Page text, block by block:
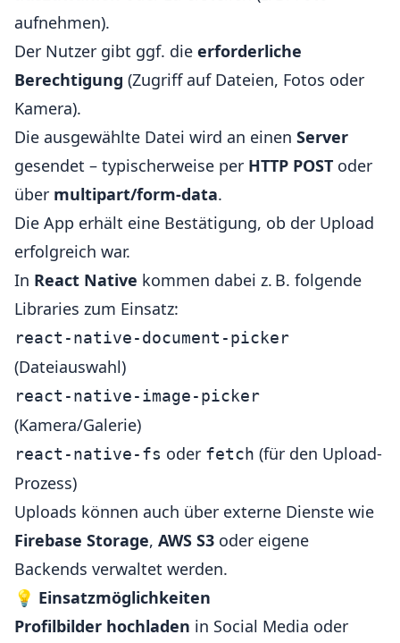
aufnehmen).
Der Nutzer gibt ggf. die erforderliche
Berechtigung (Zugriff auf Dateien, Fotos oder
Kamera).
Die ausgewählte Datei wird an einen Server
gesendet – typischerweise per HTTP POST oder
über multipart/form-data.
Die App erhält eine Bestätigung, ob der Upload
erfolgreich war.
In React Native kommen dabei z. B. folgende
Libraries zum Einsatz:
react-native-document-picker
(Dateiauswahl)
react-native-image-picker
(Kamera/Galerie)
react-native-fs oder fetch (für den Upload-
Prozess)
Uploads können auch über externe Dienste wie
Firebase Storage, AWS S3 oder eigene
Backends verwaltet werden.
💡 Einsatzmöglichkeiten
Profilbilder hochladen in Social Media oder